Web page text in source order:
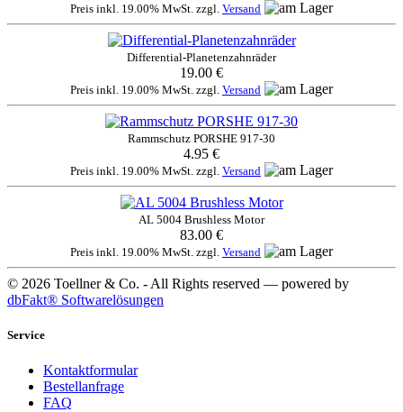
Preis inkl. 19.00% MwSt. zzgl. Versand
Differential-Planetenzahnräder
19.00 €
Preis inkl. 19.00% MwSt. zzgl. Versand
Rammschutz PORSHE 917-30
4.95 €
Preis inkl. 19.00% MwSt. zzgl. Versand
AL 5004 Brushless Motor
83.00 €
Preis inkl. 19.00% MwSt. zzgl. Versand
© 2026 Toellner & Co. - All Rights reserved — powered by
dbFakt® Softwarelösungen
Service
Kontaktformular
Bestellanfrage
FAQ